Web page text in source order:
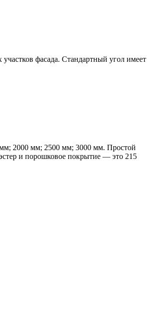
фасада. Стандартный угол имеет
мм; 2000 мм; 2500 мм; 3000 мм. Простой
и порошковое покрытие — это 215